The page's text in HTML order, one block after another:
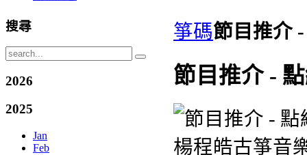
箏碼節目推介
節目推介 -
搜尋
2026
2025
Jan
Feb